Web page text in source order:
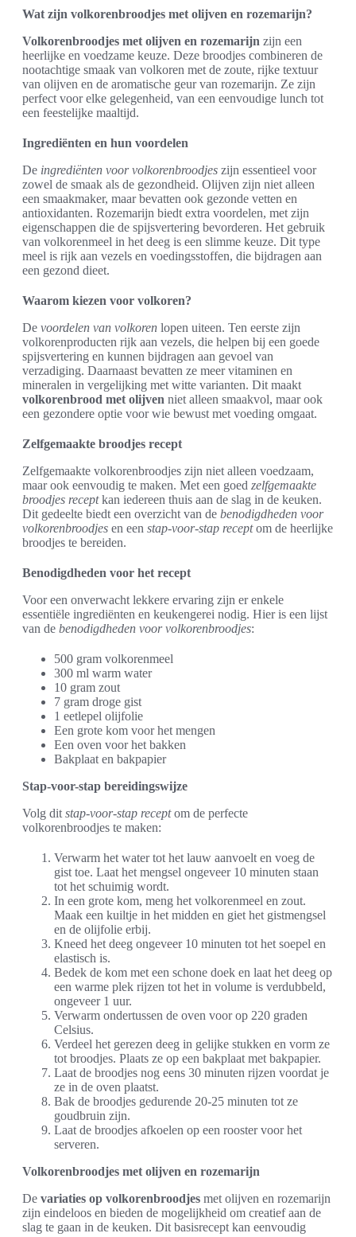
Wat zijn volkorenbroodjes met olijven en rozemarijn?
Volkorenbroodjes met olijven en rozemarijn zijn een
heerlijke en voedzame keuze. Deze broodjes combineren de
nootachtige smaak van volkoren met de zoute, rijke textuur
van olijven en de aromatische geur van rozemarijn. Ze zijn
perfect voor elke gelegenheid, van een eenvoudige lunch tot
een feestelijke maaltijd.
Ingrediënten en hun voordelen
De ingrediënten voor volkorenbroodjes zijn essentieel voor
zowel de smaak als de gezondheid. Olijven zijn niet alleen
een smaakmaker, maar bevatten ook gezonde vetten en
antioxidanten. Rozemarijn biedt extra voordelen, met zijn
eigenschappen die de spijsvertering bevorderen. Het gebruik
van volkorenmeel in het deeg is een slimme keuze. Dit type
meel is rijk aan vezels en voedingsstoffen, die bijdragen aan
een gezond dieet.
Waarom kiezen voor volkoren?
De voordelen van volkoren lopen uiteen. Ten eerste zijn
volkorenproducten rijk aan vezels, die helpen bij een goede
spijsvertering en kunnen bijdragen aan gevoel van
verzadiging. Daarnaast bevatten ze meer vitaminen en
mineralen in vergelijking met witte varianten. Dit maakt
volkorenbrood met olijven niet alleen smaakvol, maar ook
een gezondere optie voor wie bewust met voeding omgaat.
Zelfgemaakte broodjes recept
Zelfgemaakte volkorenbroodjes zijn niet alleen voedzaam,
maar ook eenvoudig te maken. Met een goed zelfgemaakte
broodjes receptkan iedereen thuis aan de slag in de keuken.
Dit gedeelte biedt een overzicht van de benodigdheden voor
volkorenbroodjes en een stap-voor-stap receptom de heerlijke
broodjes te bereiden.
Benodigdheden voor het recept
Voor een onverwacht lekkere ervaring zijn er enkele
essentiële ingrediënten en keukengerei nodig. Hier is een lijst
van de benodigdheden voor volkorenbroodjes:
500 gram volkorenmeel
300 ml warm water
10 gram zout
7 gram droge gist
1 eetlepel olijfolie
Een grote kom voor het mengen
Een oven voor het bakken
Bakplaat en bakpapier
Stap-voor-stap bereidingswijze
Volg dit stap-voor-stap receptom de perfecte
volkorenbroodjes te maken:
Verwarm het water tot het lauw aanvoelt en voeg de
gist toe. Laat het mengsel ongeveer 10 minuten staan
tot het schuimig wordt.
In een grote kom, meng het volkorenmeel en zout.
Maak een kuiltje in het midden en giet het gistmengsel
en de olijfolie erbij.
Kneed het deeg ongeveer 10 minuten tot het soepel en
elastisch is.
Bedek de kom met een schone doek en laat het deeg op
een warme plek rijzen tot het in volume is verdubbeld,
ongeveer 1 uur.
Verwarm ondertussen de oven voor op 220 graden
Celsius.
Verdeel het gerezen deeg in gelijke stukken en vorm ze
tot broodjes. Plaats ze op een bakplaat met bakpapier.
Laat de broodjes nog eens 30 minuten rijzen voordat je
ze in de oven plaatst.
Bak de broodjes gedurende 20-25 minuten tot ze
goudbruin zijn.
Laat de broodjes afkoelen op een rooster voor het
serveren.
Volkorenbroodjes met olijven en rozemarijn
De variaties op volkorenbroodjes met olijven en rozemarijn
zijn eindeloos en bieden de mogelijkheid om creatief aan de
slag te gaan in de keuken. Dit basisrecept kan eenvoudig